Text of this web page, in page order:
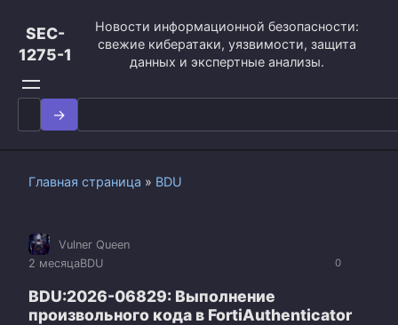
контенту
SEC-
1275-1
Новости информационной безопасности:
свежие кибератаки, уязвимости, защита
данных и экспертные анализы.
Search
for:
Главная страница » BDU
0
Vulner Queen
2 месяцаBDU
BDU:2026-06829: Выполнение
произвольного кода в FortiAuthenticator